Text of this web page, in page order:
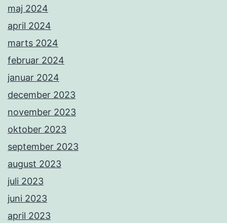
maj 2024
april 2024
marts 2024
februar 2024
januar 2024
december 2023
november 2023
oktober 2023
september 2023
august 2023
juli 2023
juni 2023
april 2023